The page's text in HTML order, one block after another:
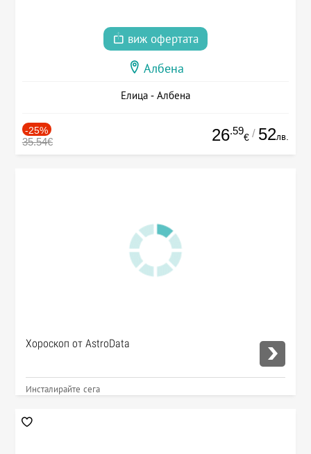
виж офертата
Албена
Елица - Албена
-25%
35.54€ 26.59
€ / 52лв.
Хороскоп от AstroData
Инсталирайте сега